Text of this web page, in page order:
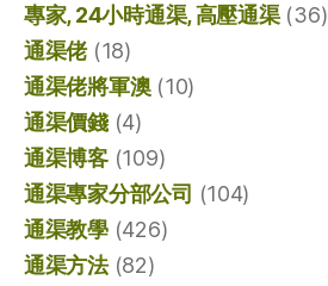
專家, 24小時通渠, 高壓通渠(36)
通渠佬(18)
通渠佬將軍澳(10)
通渠價錢(4)
通渠博客(109)
通渠專家分部公司 (104)
通渠教學(426)
通渠方法(82)